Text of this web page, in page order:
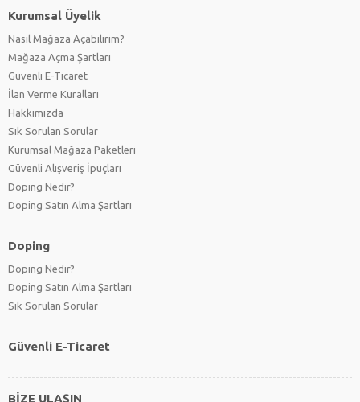
Kurumsal Üyelik
Nasıl Mağaza Açabilirim?
Mağaza Açma Şartları
Güvenli E-Ticaret
İlan Verme Kuralları
Hakkımızda
Sık Sorulan Sorular
Kurumsal Mağaza Paketleri
Güvenli Alışveriş İpuçları
Doping Nedir?
Doping Satın Alma Şartları
Doping
Doping Nedir?
Doping Satın Alma Şartları
Sık Sorulan Sorular
Güvenli E-Ticaret
BİZE ULAŞIN